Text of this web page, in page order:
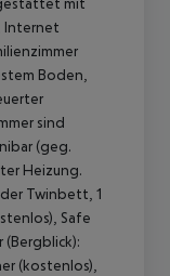
Internet
Boden,
sind
(geg.
Heizung.
Twinbett, 1
Safe
(kostenlos),